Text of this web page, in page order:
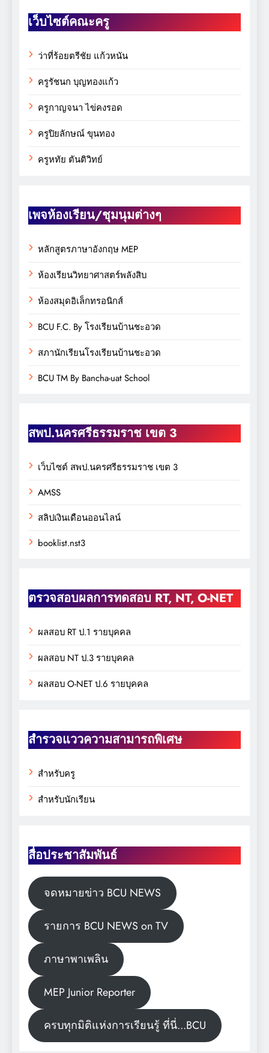
เว็บไซต์คณะครู
ว่าที่ร้อยตรีชัย แก้วหนัน
ครูรัชนก บุญทองแก้ว
ครูกาญจนา ไข่คงรอด
ครูปิยลักษณ์ ขุนทอง
ครูหทัย ตันติวิทย์
เพจห้องเรียน/ชุมนุมต่างๆ
หลักสูตรภาษาอังกฤษ MEP
ห้องเรียนวิทยาศาสตร์พลังสิบ
ห้องสมุดอิเล็กทรอนิกส์
BCU F.C. By โรงเรียนบ้านชะอวด
สภานักเรียนโรงเรียนบ้านชะอวด
BCU TM By Bancha-uat School
สพป.นครศรีธรรมราช เขต 3
เว็บไซต์ สพป.นครศรีธรรมราช เขต 3
AMSS
สลิปเงินเดือนออนไลน์
booklist.nst3
ตรวจสอบผลการทดสอบ RT, NT, O-NET
ผลสอบ RT ป.1 รายบุคคล
ผลสอบ NT ป.3 รายบุคคล
ผลสอบ O-NET ป.6 รายบุคคล
สำรวจแววความสามารถพิเศษ
สำหรับครู
สำหรับนักเรียน
สื่อประชาสัมพันธ์
จดหมายข่าว BCU NEWS
รายการ BCU NEWS on TV
ภาษาพาเพลิน
MEP Junior Reporter
ครบทุกมิติแห่งการเรียนรู้ ที่นี่...BCU